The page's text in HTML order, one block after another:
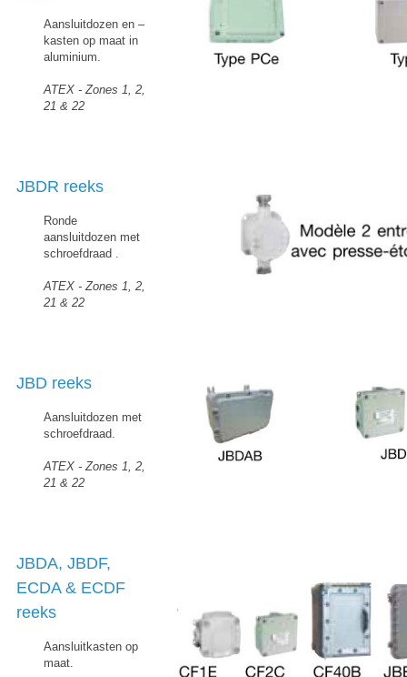
Aansluitdozen en –
kasten op maat in
aluminium.
ATEX - Zones 1, 2,
21 & 22
JBDR reeks
Ronde
aansluitdozen met
schroefdraad .
ATEX - Zones 1, 2,
21 & 22
JBD reeks
Aansluitdozen met
schroefdraad.
ATEX - Zones 1, 2,
21 & 22
JBDA, JBDF,
ECDA & ECDF
reeks
Aansluitkasten op
maat.